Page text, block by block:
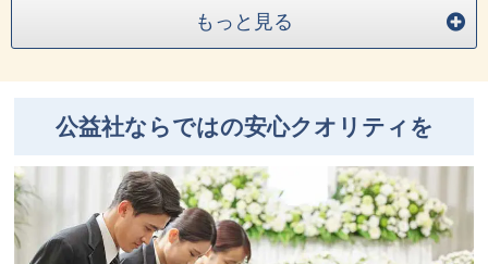
もっと見る
公益社ならではの安心クオリティを